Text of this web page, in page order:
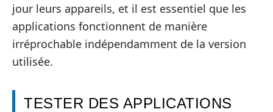
jour leurs appareils, et il est essentiel que les
applications fonctionnent de manière
irréprochable indépendamment de la version
utilisée.
TESTER DES APPLICATIONS